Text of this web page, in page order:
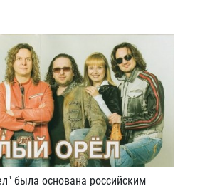
была основана российским